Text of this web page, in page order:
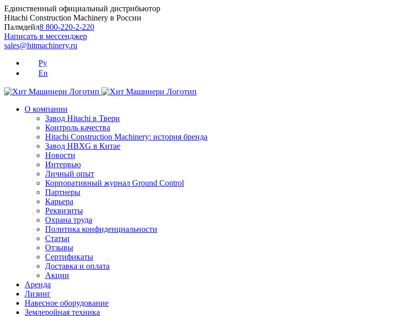
Skip
to
content
Единственный официальный дистрибьютор
Hitachi Construction Machinery в России
Палмдейл8 800-220-2-220
Написать в мессенджер
sales@hitmachinery.ru
Ру
En
О компании
Завод Hitachi в Твери
Контроль качества
Hitachi Construction Machinery: история бренда
Завод HBXG в Китае
Новости
Интервью
Личный опыт
Корпоративный журнал Ground Control
Партнеры
Карьера
Реквизиты
Охрана труда
Политика конфиденциальности
Статьи
Отзывы
Сертификаты
Доставка и оплата
Акции
Аренда
Лизинг
Навесное оборудование
Землеройная техника